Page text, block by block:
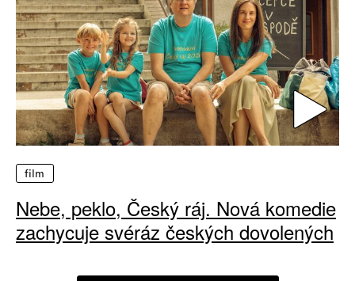
film
Nebe, peklo, Český ráj. Nová komedie
zachycuje svéráz českých dovolených